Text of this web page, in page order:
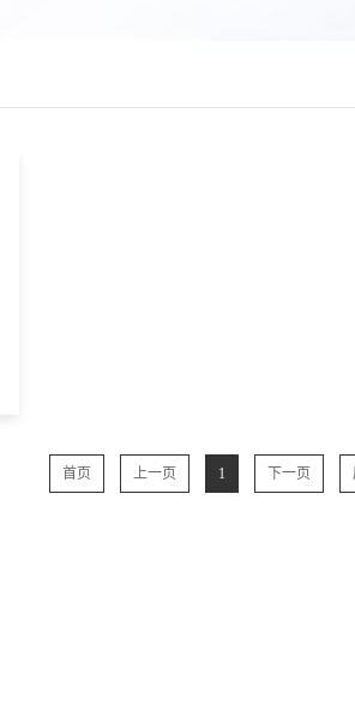
首页 上一页 1 下一页